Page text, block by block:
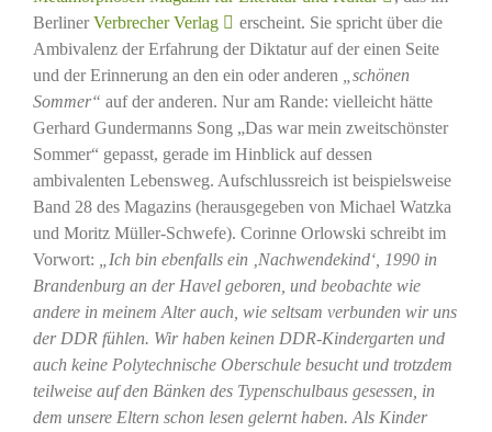
BerlinerVerbrecher Verlag
erscheint. Sie spricht über die
Ambivalenz der Erfahrung der Diktatur auf der einen Seite
und der Erinnerung an den ein oder anderen
„schönen
Sommer“ auf der anderen. Nur am Rande: vielleicht hätte
Gerhard Gundermanns Song „Das war mein zweitschönster
Sommer“ gepasst, gerade im Hinblick auf dessen
ambivalenten Lebensweg. Aufschlussreich ist beispielsweise
Band 28 des Magazins (herausgegeben von Michael Watzka
und Moritz Müller-Schwefe). Corinne Orlowski schreibt im
Vorwort:
„Ich bin ebenfalls ein ‚Nachwendekind‘, 1990 in
Brandenburg an der Havel geboren, und beobachte wie
andere in meinem Alter auch, wie seltsam verbunden wir uns
der DDR fühlen. Wir haben keinen DDR-Kindergarten und
auch keine Polytechnische Oberschule besucht und trotzdem
teilweise auf den Bänken des Typenschulbaus gesessen, in
dem unsere Eltern schon lesen gelernt haben. Als Kinder